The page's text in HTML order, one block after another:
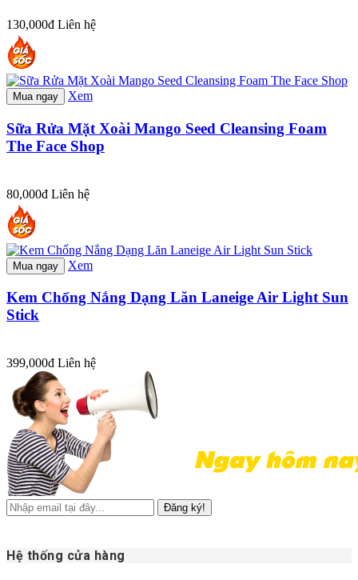
130,000đ Liên hệ
Mua ngay Xem
Sữa Rửa Mặt Xoài Mango Seed Cleansing Foam
The Face Shop
80,000đ Liên hệ
Mua ngay Xem
Kem Chống Nắng Dạng Lăn Laneige Air Light Sun
Stick
399,000đ Liên hệ
Đăng ký!
Hệ thống cửa hàng